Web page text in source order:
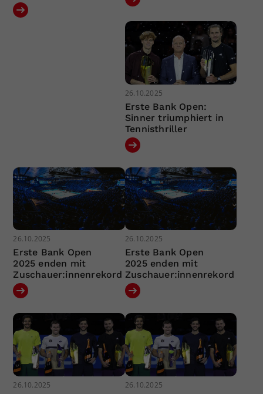
26.10.2025
Erste Bank Open:
Sinner triumphiert in
Tennisthriller
26.10.2025
Erste Bank Open
2025 enden mit
Zuschauer:innenrekord
26.10.2025
Erste Bank Open
2025 enden mit
Zuschauer:innenrekord
26.10.2025 26.10.2025